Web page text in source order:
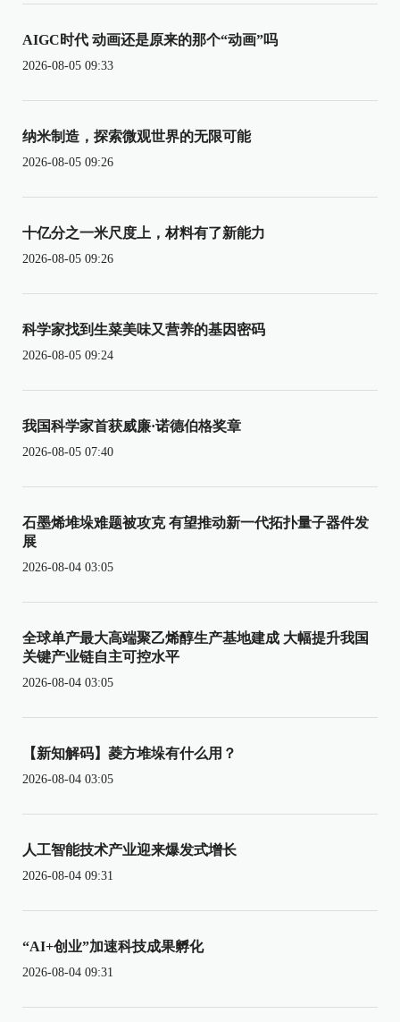
AIGC时代 动画还是原来的那个“动画”吗
2026-08-05 09:33
纳米制造，探索微观世界的无限可能
2026-08-05 09:26
十亿分之一米尺度上，材料有了新能力
2026-08-05 09:26
科学家找到生菜美味又营养的基因密码
2026-08-05 09:24
我国科学家首获威廉·诺德伯格奖章
2026-08-05 07:40
石墨烯堆垛难题被攻克 有望推动新一代拓扑量子器件发
展
2026-08-04 03:05
全球单产最大高端聚乙烯醇生产基地建成 大幅提升我国
关键产业链自主可控水平
2026-08-04 03:05
【新知解码】菱方堆垛有什么用？
2026-08-04 03:05
人工智能技术产业迎来爆发式增长
2026-08-04 09:31
“AI+创业”加速科技成果孵化
2026-08-04 09:31